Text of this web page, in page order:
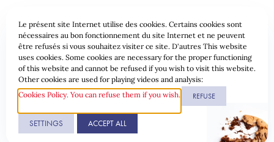
Sitemap Standard provisions Data protection & Cookies
Website by
Le présent site Internet utilise des cookies. Certains cookies sont
nécessaires au bon fonctionnement du site Internet et ne peuvent
être refusés si vous souhaitez visiter ce site. D'autres This website
uses cookies. Some cookies are necessary for the proper functioning
of this website and cannot be refused if you wish to visit this website.
Other cookies are used for playing videos and analysis:
Cookies Policy. You can refuse them if you wish.
REFUSE
SETTINGS ACCEPT ALL